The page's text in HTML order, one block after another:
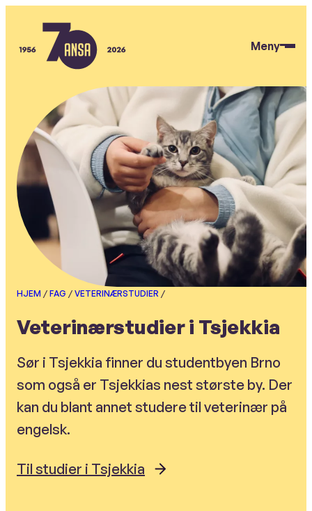
hovedinnhold
Meny
HJEM / FAG / VETERINÆRSTUDIER /
Veterinærstudier i Tsjekkia
Sør i Tsjekkia finner du studentbyen Brno
som også er Tsjekkias nest største by. Der
kan du blant annet studere til veterinær på
engelsk.
Til studier i Tsjekkia